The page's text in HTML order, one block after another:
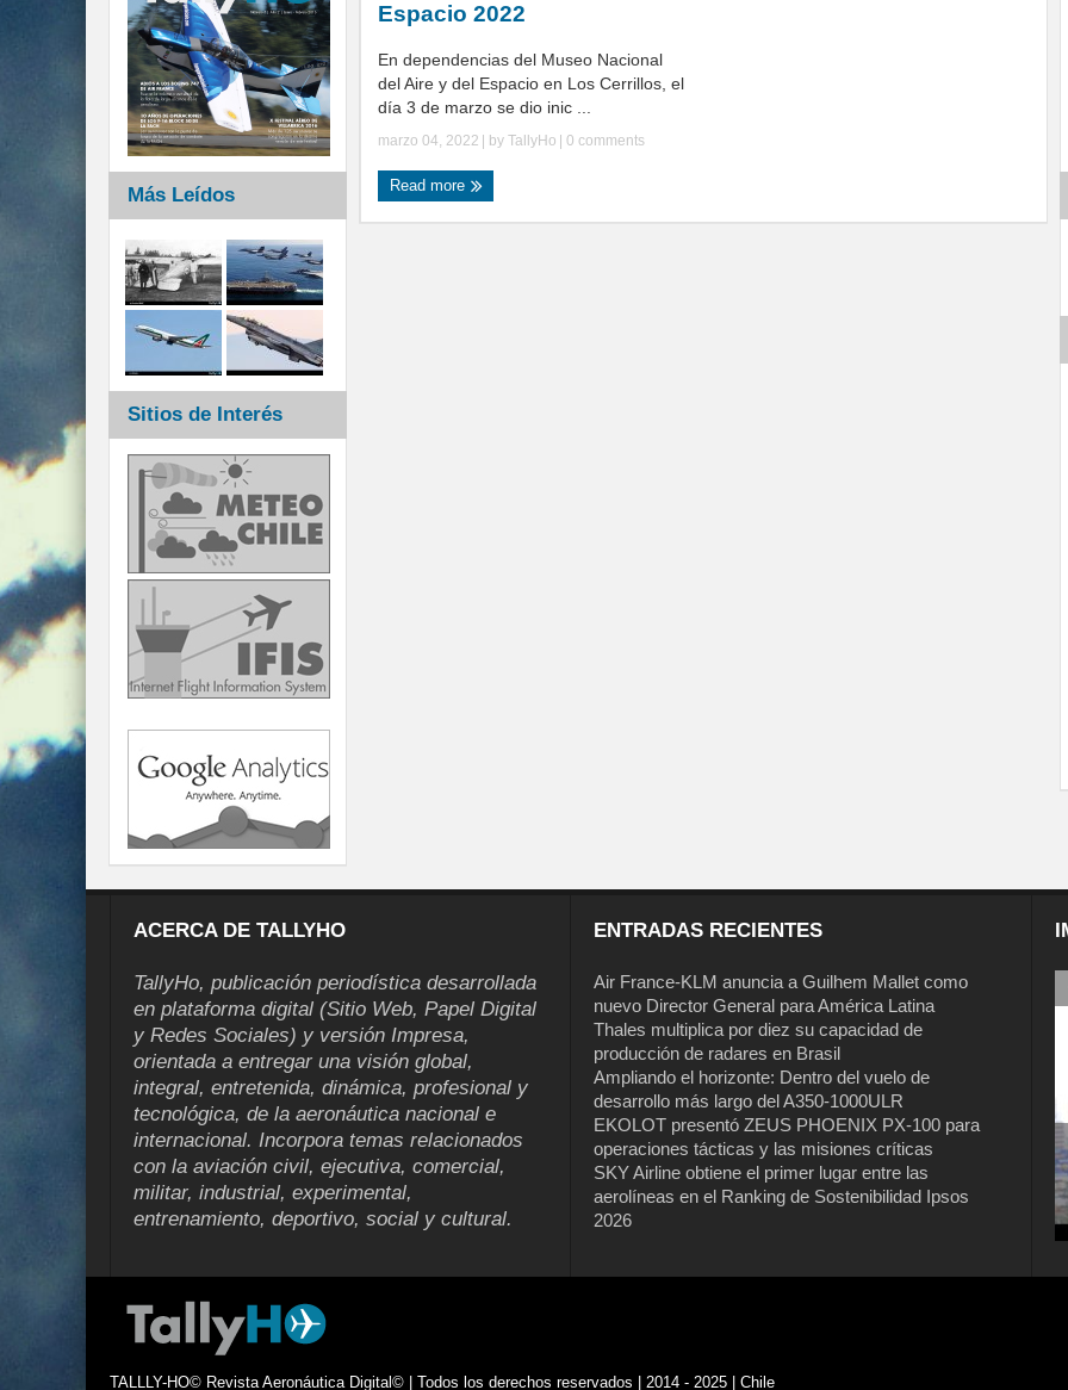
Espacio 2022
En dependencias del Museo Nacional
del Aire y del Espacio en Los Cerrillos, el
día 3 de marzo se dio inic ...
marzo 04, 2022 | by TallyHo 0 comments
Read more
Más Leídos
Sitios de Interés
ACERCA DE TALLYHO
TallyHo, publicación periodística desarrollada
en plataforma digital (Sitio Web, Papel Digital
y Redes Sociales) y versión Impresa,
orientada a entregar una visión global,
integral, entretenida, dinámica, profesional y
tecnológica, de la aeronáutica nacional e
internacional. Incorpora temas relacionados
con la aviación civil, ejecutiva, comercial,
militar, industrial, experimental,
entrenamiento, deportivo, social y cultural.
ENTRADAS RECIENTES
Air France-KLM anuncia a Guilhem Mallet como
nuevo Director General para América Latina
Thales multiplica por diez su capacidad de
producción de radares en Brasil
Ampliando el horizonte: Dentro del vuelo de
desarrollo más largo del A350-1000ULR
EKOLOT presentó ZEUS PHOENIX PX-100 para
operaciones tácticas y las misiones críticas
SKY Airline obtiene el primer lugar entre las
aerolíneas en el Ranking de Sostenibilidad Ipsos
2026
TALLLY-HO© Revista Aeronáutica Digital© | Todos los derechos reservados | 2014 - 2025 | Chile